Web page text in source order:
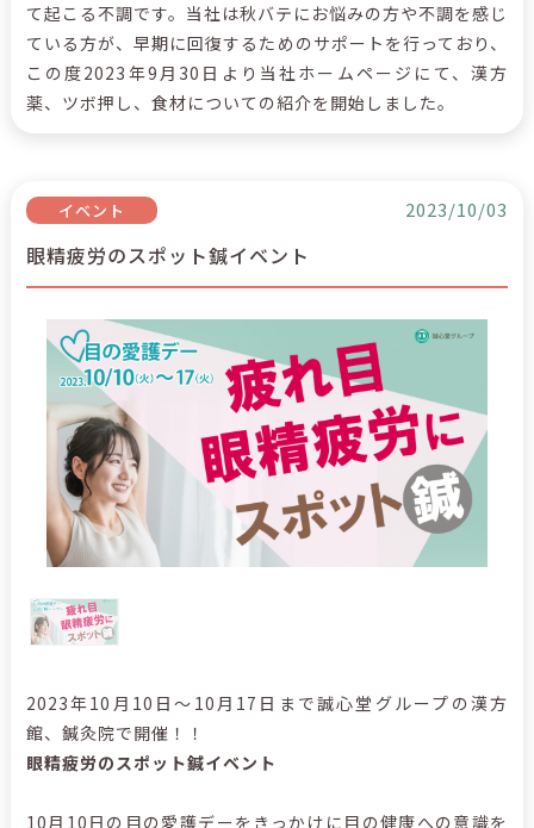
て起こる不調です。当社は秋バテにお悩みの方や不調を感じ
ている方が、早期に回復するためのサポートを行っており、
この度2023年9月30日より当社ホームページにて、漢方
薬、ツボ押し、食材についての紹介を開始しました。
イベント 2023/10/03
眼精疲労のスポット鍼イベント
2023年10月10日～10月17日まで誠心堂グループの漢方
館、鍼灸院で開催！！
眼精疲労のスポット鍼イベント
10月10日の目の愛護デーをきっかけに目の健康への意識を